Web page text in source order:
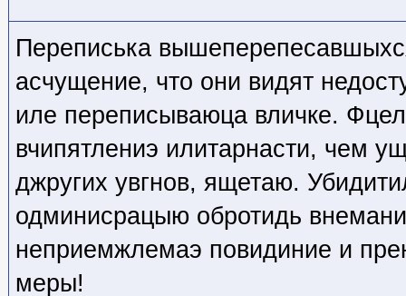
Переписька
асчущение, что они видят
иле переписываюца вличке.
вчипятлениэ илитарнасти, чем
джругих увгнов, ящетаю.
одминисрацыю обротидь
неприемжлемаэ повидиние и
меры!